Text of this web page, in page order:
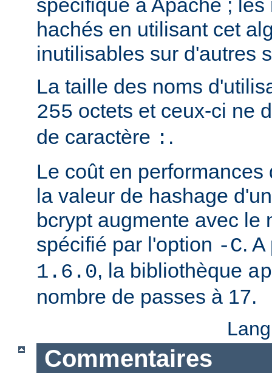
spécifique à Apache ;
hachés en utilisant cet
inutilisables sur d'autres
La taille des noms
255 octets et ceux-ci ne
de caractère : .
Le coût en
la valeur de hashage
bcrypt augmente avec le
spécifié par l'option -C.
1.6.0, la bibliothèque
nombre de passes à 17.
Commentaires